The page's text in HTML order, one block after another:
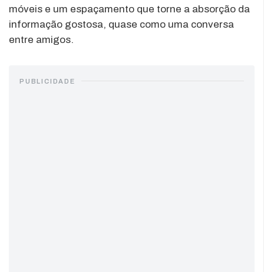
móveis e um espaçamento que torne a absorção da
informação gostosa, quase como uma conversa
entre amigos.
PUBLICIDADE